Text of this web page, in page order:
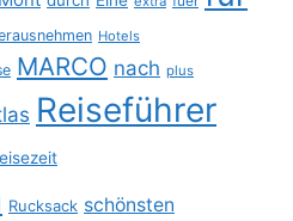
Hotels
MARCO nach plus
Reiseführer
Rucksack schönsten